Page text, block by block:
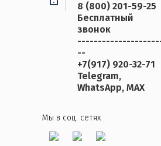
8 (800) 201-59-25
Бесплатный
звонок
--
+7(917) 920-32-71
Telegram,
WhatsApp, MAX
Мы в соц. сетях